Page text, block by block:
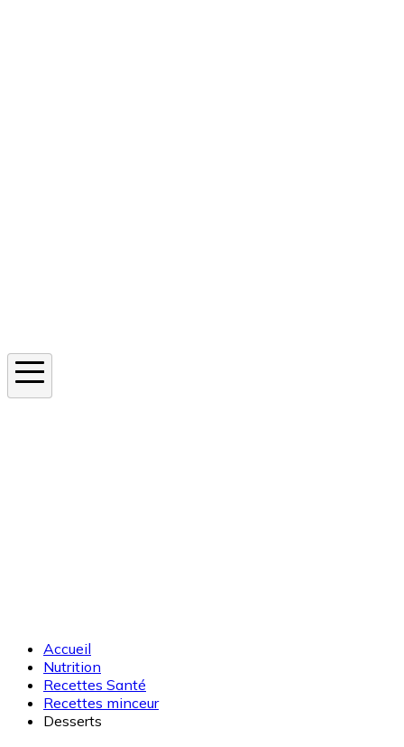
Accueil
Nutrition
Recettes Santé
Recettes minceur
Desserts